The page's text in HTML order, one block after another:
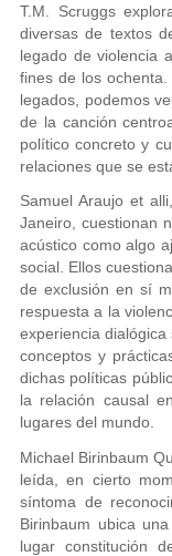
T.M. Scruggs
diversas de textos
legado de violencia
fines de los
legados, podemos
de la canción
político concreto y
relaciones que se
Samuel Araujo et
Janeiro, cuestionan
acústico como algo
social. Ellos
de exclusión en sí
respuesta a la
experiencia
conceptos y
dichas políticas
la relación causal
lugares del mundo.
Michael Birinbaum
leída, en cierto
síntoma de
Birinbaum ubica
lugar constitución